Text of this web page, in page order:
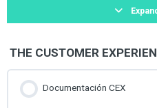
THE CUSTOMER
Documentación CEX